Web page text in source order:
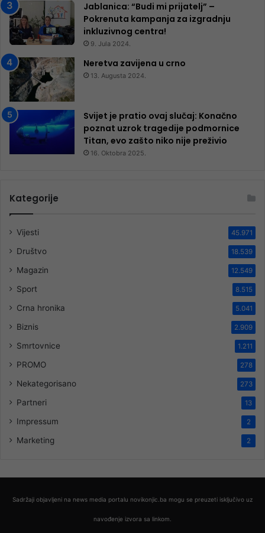
Jablanica: “Budi mi prijatelj” –
Pokrenuta kampanja za izgradnju
inkluzivnog centra!
9. Jula 2024.
Neretva zavijena u crno
13. Augusta 2024.
Svijet je pratio ovaj slučaj: Konačno
poznat uzrok tragedije podmornice
Titan, evo zašto niko nije preživio
16. Oktobra 2025.
Kategorije
Vijesti 45.971
Društvo 18.539
Magazin 12.549
Sport 8.515
Crna hronika 5.041
Biznis 2.909
Smrtovnice 1.211
PROMO 278
Nekategorisano 273
Partneri 13
Impressum 2
Marketing 2
Sadržaji objavljeni na news media portalu novikonjic.ba mogu se preuzeti isključivo uz
navođenje izvora sa linkom.